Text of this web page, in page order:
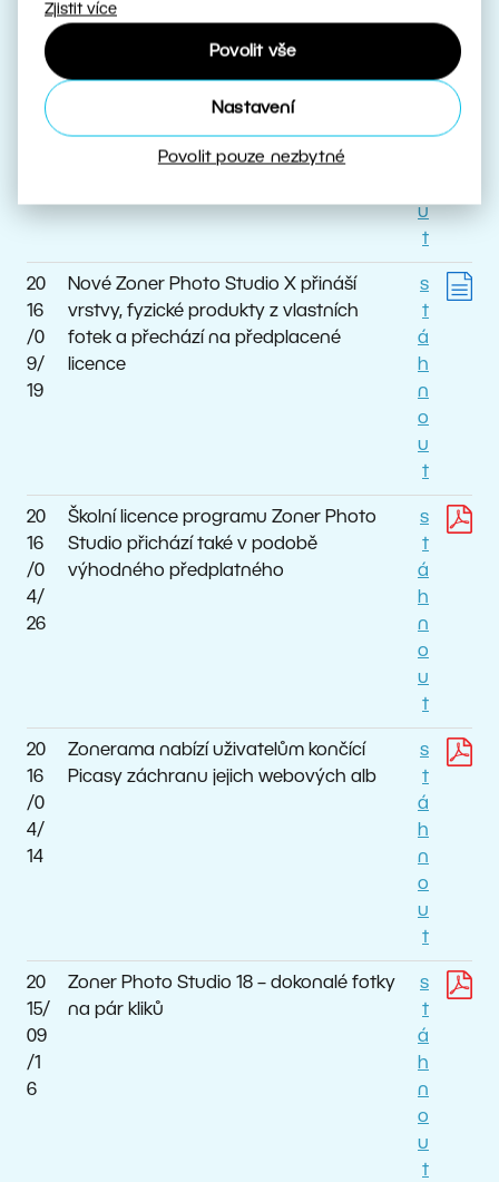
Zjistit více
Povolit vše
Nastavení
Povolit pouze nezbytné
20
/12
Zimní aktualizace Zoner Photo
Studia X přináší mnoho novinek necelé
tři měsíce po vydání
t
h
u
t
20
16
/0
9/
19
Nové Zoner Photo Studio X přináší
vrstvy, fyzické produkty z vlastních
fotek a přechází na předplacené
licence
s
t
á
h
n
o
u
t
20
16
/0
4/
26
Školní licence programu Zoner Photo
Studio přichází také v podobě
výhodného předplatného
s
t
á
h
n
o
u
t
20
16
/0
4/
14
Zonerama nabízí uživatelům končící
Picasy záchranu jejich webových alb
s
t
á
h
n
o
u
t
20
15/
09
/1
6
Zoner Photo Studio 18 – dokonalé fotky
na pár kliků
s
t
á
h
n
o
u
t